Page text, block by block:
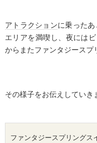
アトラクションに乗った
エリアを満喫し、夜には
からまたファンタジースプ
その様子をお伝えしてい
ファンタジースプリングス